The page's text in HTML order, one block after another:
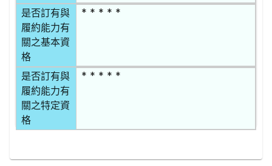
是否訂有與
履約能力有
關之基本資
格
* * * * *
是否訂有與
履約能力有
關之特定資
格
* * * * *